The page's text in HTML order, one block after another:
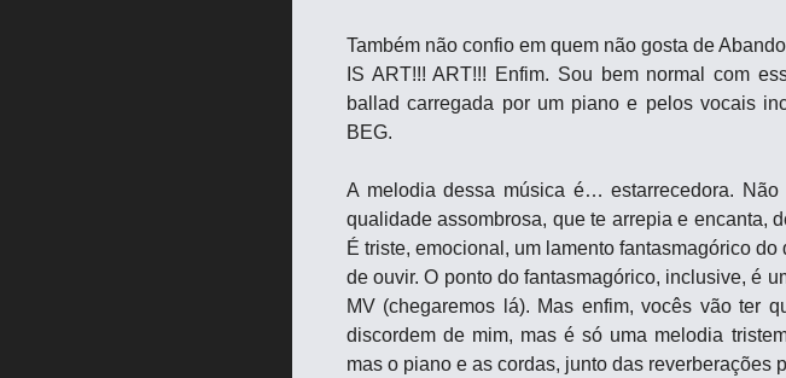
Também não confio em quem não gosta de
IS ART!!! ART!!! Enfim. Sou bem normal com
ballad carregada por um piano e pelos vocais
BEG.
A melodia dessa música é… estarrecedora.
qualidade assombrosa, que te arrepia e encanta,
É triste, emocional, um lamento fantasmagórico
de ouvir. O ponto do fantasmagórico, inclusive, é
MV (chegaremos lá). Mas enfim, vocês vão ter
discordem de mim, mas é só uma melodia
mas o piano e as cordas, junto das reverberações